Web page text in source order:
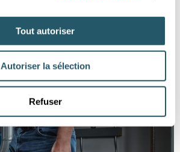
Tout autoriser
Autoriser la sélection
Refuser